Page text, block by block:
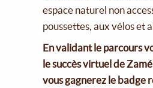
espace naturel non
poussettes, aux vélos et
En validant le parcours
le succès virtuel de
vous gagnerez le badge